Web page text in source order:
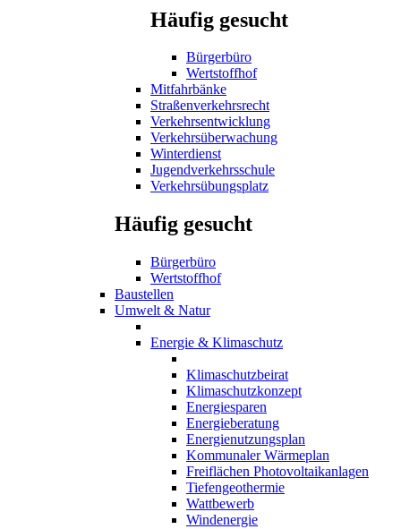
Häufig gesucht
Bürgerbüro
Wertstoffhof
Mitfahrbänke
Straßenverkehrsrecht
Verkehrsentwicklung
Verkehrsüberwachung
Winterdienst
Jugendverkehrsschule
Verkehrsübungsplatz
Häufig gesucht
Bürgerbüro
Wertstoffhof
Baustellen
Umwelt & Natur
Energie & Klimaschutz
Klimaschutzbeirat
Klimaschutzkonzept
Energiesparen
Energieberatung
Energienutzungsplan
Kommunaler Wärmeplan
Freiflächen Photovoltaikanlagen
Tiefengeothermie
Wattbewerb
Windenergie